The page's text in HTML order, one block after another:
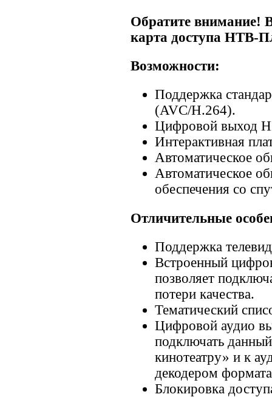
Обратите внимание!
карта доступа НТВ-
Возможности:
Поддержка
(AVC/H.264).
Цифровой выход
Интерактивная
Автоматическое
Автоматическое
обеспечения со
Отличительные
Поддержка
Встроенный
позволяет
потери качества.
Тематический
Цифровой аудио
подключать
кинотеатру» и к
декодером
Блокировка